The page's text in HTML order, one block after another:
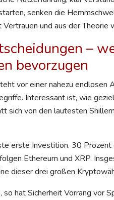
senken die
und aus der Theorie
–
bevorzugen
vor einer nahezu endlosen
Interessant ist, wie
sich von den lautesten
erste Investition. 30 Prozent
Ethereum und XRP.
dieser drei großen
hat Sicherheit Vorrang vor